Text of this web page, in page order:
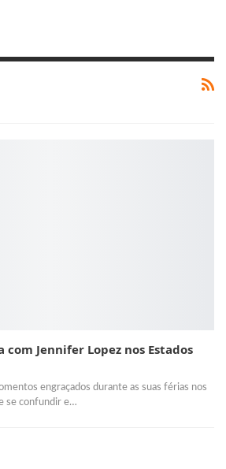
Jennifer Lopez nos Estados
engraçados durante as suas férias nos
se confundir e…